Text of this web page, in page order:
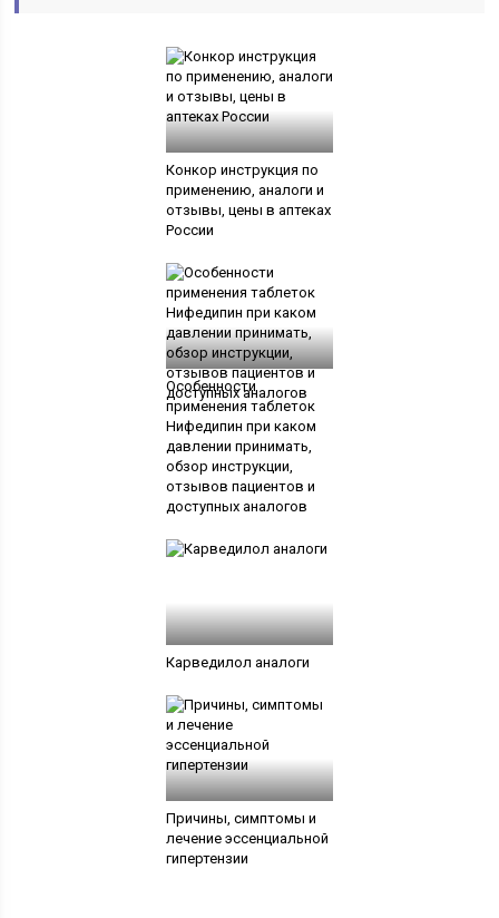
Конкор инструкция по
применению, аналоги и
отзывы, цены в аптеках
России
Особенности
применения таблеток
Нифедипин при каком
давлении принимать,
обзор инструкции,
отзывов пациентов и
доступных аналогов
Карведилол аналоги
Причины, симптомы и
лечение эссенциальной
гипертензии